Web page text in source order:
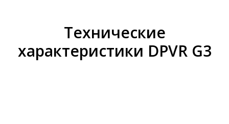
Технические
характеристики DPVR G3